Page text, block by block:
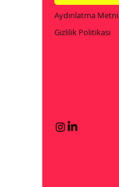
Aydınlatma Metni
Gizlilik Politikası